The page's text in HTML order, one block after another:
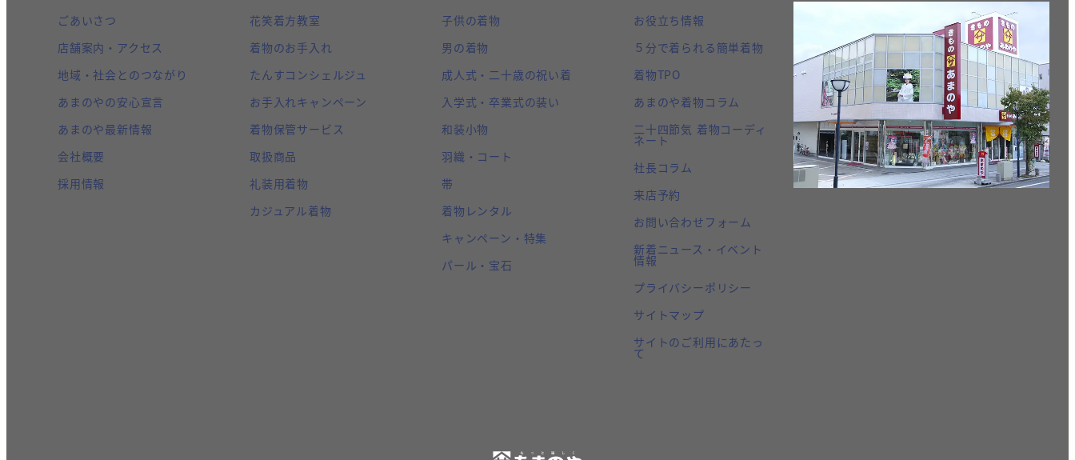
ごあいさつ
店舗案内・アクセス
地域・社会とのつながり
あまのやの安心宣言
あまのや最新情報
会社概要
採用情報
花笑着方教室
着物のお手入れ
たんすコンシェルジュ
お手入れキャンペーン
着物保管サービス
取扱商品
礼装用着物
カジュアル着物
子供の着物
男の着物
成人式・二十歳の祝い着
入学式・卒業式の装い
和装小物
羽織・コート
帯
着物レンタル
キャンペーン・特集
パール・宝石
お役立ち情報
５分で着られる簡単着物
着物TPO
あまのや着物コラム
二十四節気 着物コーディ
ネート
社長コラム
来店予約
お問い合わせフォーム
新着ニュース・イベント
情報
プライバシーポリシー
サイトマップ
サイトのご利用にあたっ
て